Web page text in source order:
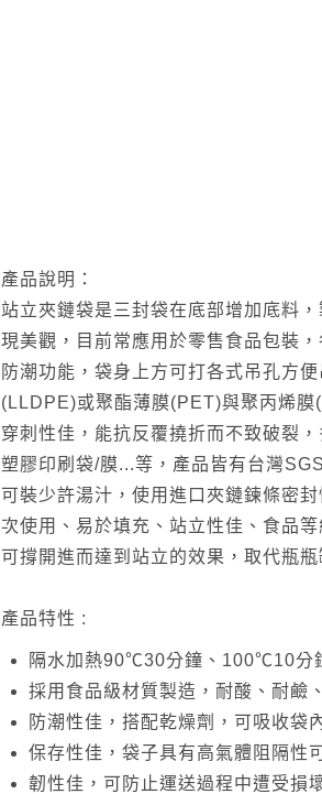
產品說明：
站立夾鏈袋是三封袋在底部增加底料
現美觀，目前常應用於零售食品包裝
防潮功能，袋身上方可打各式吊孔方
(LLDPE)或聚酯薄膜(PET)與聚丙烯
穿刺性佳，能抗反覆撓折而不致破裂
塑膠印刷袋/膜...等，產品皆有台灣
可裝少許湯汁，使用進口夾鏈鍊條密
次使用、易於填充、站立性佳、食品
可撐開進而達到站立的效果，取代瓶
產品特性 :
隔水加熱90℃30分鐘、100℃10分
採用食品級材質製造，耐酸、耐鹼
防潮性佳，搭配乾燥劑，可吸收袋
保存性佳，袋子具有高氣體阻隔性
韌性佳，可防止運送過程中遭受損